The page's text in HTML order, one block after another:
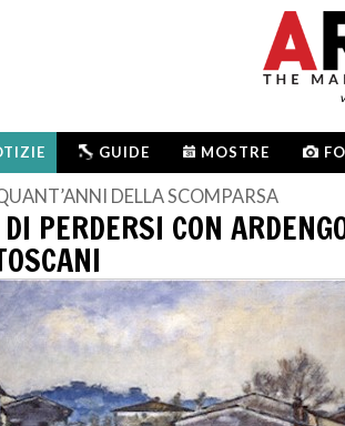
GUIDE MOSTRE
DELLA SCOMPARSA
PERDERSI CON